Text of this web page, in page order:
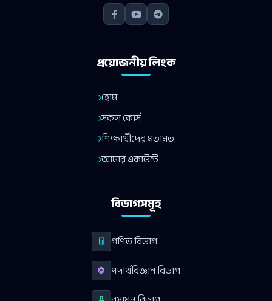
প্রয়োজনীয় লিংক
হোম
সকল কোর্স
শিক্ষার্থীদের মতামত
আমার একাউন্ট
বিভাগসমূহ
গণিত বিভাগ
পদার্থবিজ্ঞান বিভাগ